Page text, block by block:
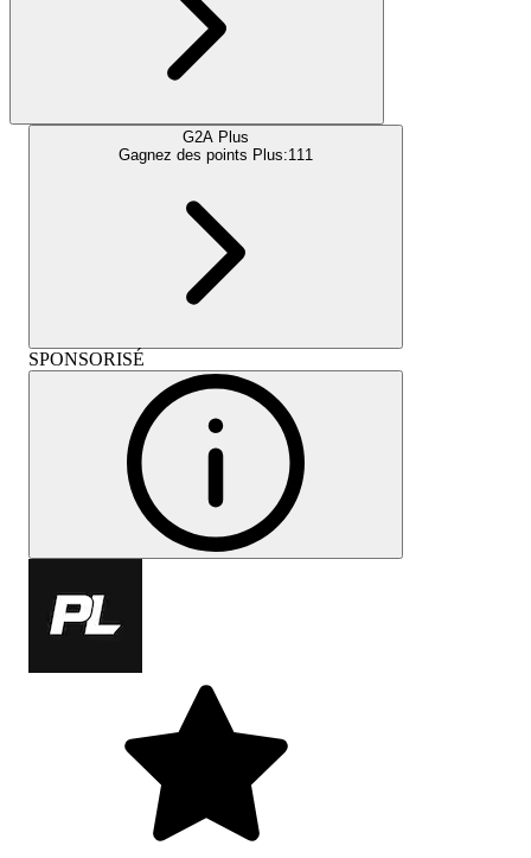
G2A Plus
Gagnez des points Plus:111
SPONSORISÉ